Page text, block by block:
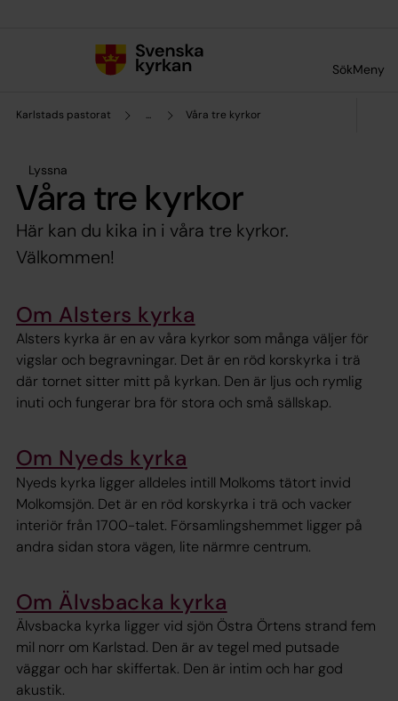
SökMeny
Karlstads pastorat ... Våra tre kyrkor
Lyssna
Våra tre kyrkor
Här kan du kika in i våra tre kyrkor.
Välkommen!
Om Alsters kyrka
Alsters kyrka är en av våra kyrkor som många väljer för
vigslar och begravningar. Det är en röd korskyrka i trä
där tornet sitter mitt på kyrkan. Den är ljus och rymlig
inuti och fungerar bra för stora och små sällskap.
Om Nyeds kyrka
Nyeds kyrka ligger alldeles intill Molkoms tätort invid
Molkomsjön. Det är en röd korskyrka i trä och vacker
interiör från 1700-talet. Församlingshemmet ligger på
andra sidan stora vägen, lite närmre centrum.
Om Älvsbacka kyrka
Älvsbacka kyrka ligger vid sjön Östra Örtens strand fem
mil norr om Karlstad. Den är av tegel med putsade
väggar och har skiffertak. Den är intim och har god
akustik.